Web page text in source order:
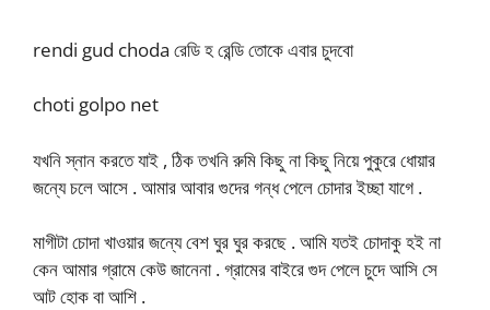
rendi gud choda রেডি হ রেন্ডি তোকে এবার চুদবো
choti golpo net
যখনি স্নান করতে যাই , ঠিক তখনি রুমি কিছু না কিছু নিয়ে পুকুরে ধোয়ার
জন্যে চলে আসে . আমার আবার গুদের গন্ধ পেলে চোদার ইচ্ছা যাগে .
মাগীটা চোদা খাওয়ার জন্যে বেশ ঘুর ঘুর করছে . আমি যতই চোদাকু হই না
কেন আমার গ্রামে কেউ জানেনা . গ্রামের বাইরে গুদ পেলে চুদে আসি সে
আট হোক বা আশি .